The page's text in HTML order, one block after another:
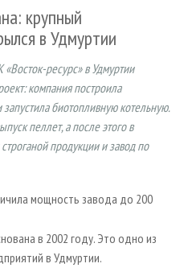
ПЛИТ
крупный
в Удмуртии
ресурс» в Удмуртии
компания построила
биотопливную котельную.
пеллет, а после этого в
продукции и завод по
мощность завода до 200
в 2002 году. Это одно из
в Удмуртии.